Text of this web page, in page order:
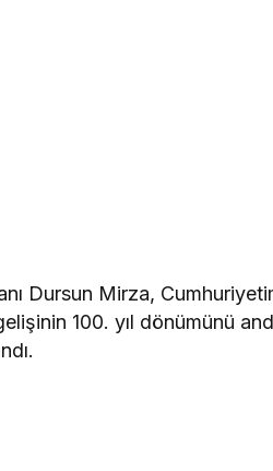
Dursun Mirza,
100. yıl dönümünü